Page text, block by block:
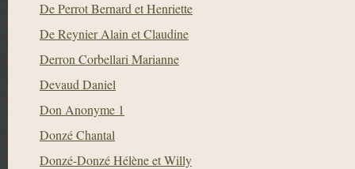
De Perrot Bernard et Henriette
De Reynier Alain et Claudine
Derron Corbellari Marianne
Devaud Daniel
Don Anonyme 1
Donzé Chantal
Donzé-Donzé Hélène et Willy